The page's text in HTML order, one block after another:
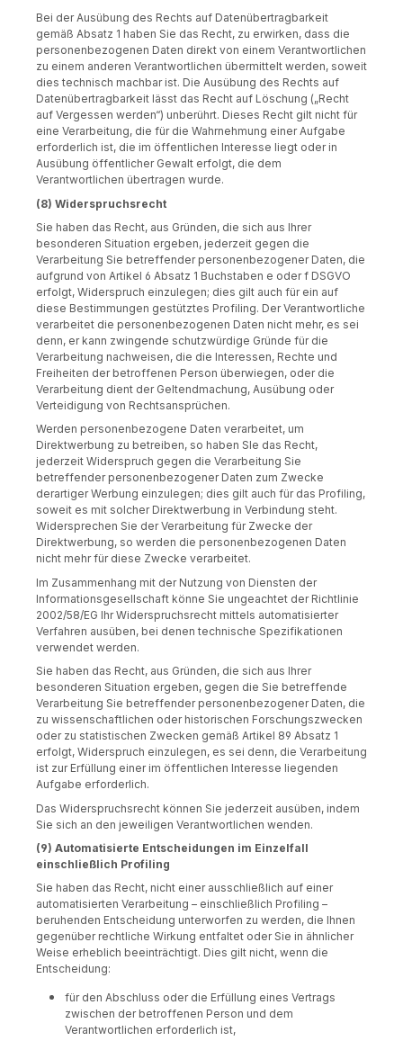
Bei der Ausübung des Rechts auf Datenübertragbarkeit
gemäß Absatz 1 haben Sie das Recht, zu erwirken, dass die
personenbezogenen Daten direkt von einem Verantwortlichen
zu einem anderen Verantwortlichen übermittelt werden, soweit
dies technisch machbar ist. Die Ausübung des Rechts auf
Datenübertragbarkeit lässt das Recht auf Löschung („Recht
auf Vergessen werden“) unberührt. Dieses Recht gilt nicht für
eine Verarbeitung, die für die Wahrnehmung einer Aufgabe
erforderlich ist, die im öffentlichen Interesse liegt oder in
Ausübung öffentlicher Gewalt erfolgt, die dem
Verantwortlichen übertragen wurde.
(8) Widerspruchsrecht
Sie haben das Recht, aus Gründen, die sich aus Ihrer
besonderen Situation ergeben, jederzeit gegen die
Verarbeitung Sie betreffender personenbezogener Daten, die
aufgrund von Artikel 6 Absatz 1 Buchstaben e oder f DSGVO
erfolgt, Widerspruch einzulegen; dies gilt auch für ein auf
diese Bestimmungen gestütztes Profiling. Der Verantwortliche
verarbeitet die personenbezogenen Daten nicht mehr, es sei
denn, er kann zwingende schutzwürdige Gründe für die
Verarbeitung nachweisen, die die Interessen, Rechte und
Freiheiten der betroffenen Person überwiegen, oder die
Verarbeitung dient der Geltendmachung, Ausübung oder
Verteidigung von Rechtsansprüchen.
Werden personenbezogene Daten verarbeitet, um
Direktwerbung zu betreiben, so haben SIe das Recht,
jederzeit Widerspruch gegen die Verarbeitung Sie
betreffender personenbezogener Daten zum Zwecke
derartiger Werbung einzulegen; dies gilt auch für das Profiling,
soweit es mit solcher Direktwerbung in Verbindung steht.
Widersprechen Sie der Verarbeitung für Zwecke der
Direktwerbung, so werden die personenbezogenen Daten
nicht mehr für diese Zwecke verarbeitet.
Im Zusammenhang mit der Nutzung von Diensten der
Informationsgesellschaft könne Sie ungeachtet der Richtlinie
2002/58/EG Ihr Widerspruchsrecht mittels automatisierter
Verfahren ausüben, bei denen technische Spezifikationen
verwendet werden.
Sie haben das Recht, aus Gründen, die sich aus Ihrer
besonderen Situation ergeben, gegen die Sie betreffende
Verarbeitung Sie betreffender personenbezogener Daten, die
zu wissenschaftlichen oder historischen Forschungszwecken
oder zu statistischen Zwecken gemäß Artikel 89 Absatz 1
erfolgt, Widerspruch einzulegen, es sei denn, die Verarbeitung
ist zur Erfüllung einer im öffentlichen Interesse liegenden
Aufgabe erforderlich.
Das Widerspruchsrecht können Sie jederzeit ausüben, indem
Sie sich an den jeweiligen Verantwortlichen wenden.
(9) Automatisierte Entscheidungen im Einzelfall
einschließlich Profiling
Sie haben das Recht, nicht einer ausschließlich auf einer
automatisierten Verarbeitung – einschließlich Profiling –
beruhenden Entscheidung unterworfen zu werden, die Ihnen
gegenüber rechtliche Wirkung entfaltet oder Sie in ähnlicher
Weise erheblich beeinträchtigt. Dies gilt nicht, wenn die
Entscheidung:
für den Abschluss oder die Erfüllung eines Vertrags
zwischen der betroffenen Person und dem
Verantwortlichen erforderlich ist,